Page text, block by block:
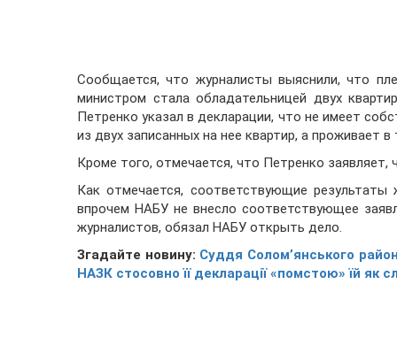
Сообщается, что журналисты выяснили, что
министром стала обладательницей двух
Петренко указал в декларации, что не имеет
из двух записанных на нее квартир, а проживает
Кроме того, отмечается, что Петренко
Как отмечается, соответствующие
впрочем НАБУ не внесло соответствующее
журналистов, обязал НАБУ открыть дело.
Згадайте новину: Суддя Солом’янського
НАЗК стосовно її декларації «помстою» їй як